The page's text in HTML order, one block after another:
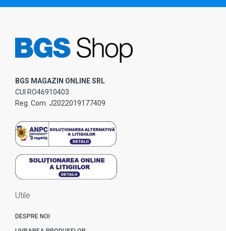
BGS MAGAZIN ONLINE SRL
CUI RO46910403
Reg. Com. J2022019177409
Utile
DESPRE NOI